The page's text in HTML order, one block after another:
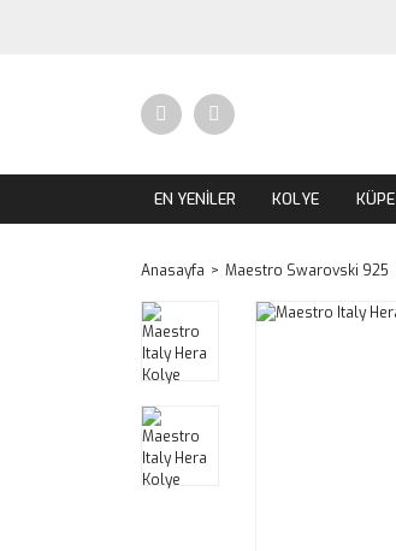
EN YENİLER KOLYE KÜPE
Anasayfa Maestro Swarovski 925